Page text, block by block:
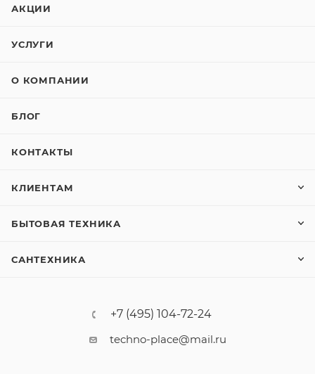
АКЦИИ
УСЛУГИ
О КОМПАНИИ
БЛОГ
КОНТАКТЫ
КЛИЕНТАМ
БЫТОВАЯ ТЕХНИКА
САНТЕХНИКА
+7 (495) 104-72-24
techno-place@mail.ru